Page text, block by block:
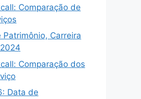
Comparação de
Carreira
Comparação dos
Data de